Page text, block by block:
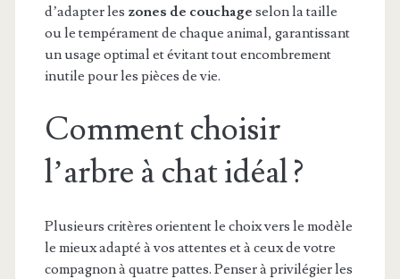
d’adapter les zones de couchage selon la taille
ou le tempérament de chaque animal, garantissant
un usage optimal et évitant tout encombrement
inutile pour les pièces de vie.
Comment choisir
l’arbre à chat idéal ?
Plusieurs critères orientent le choix vers le modèle
le mieux adapté à vos attentes et à ceux de votre
compagnon à quatre pattes. Penser à privilégier les